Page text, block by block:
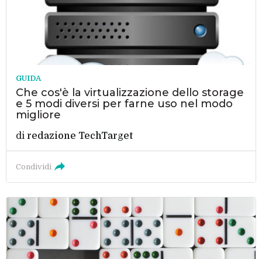
GUIDA
Che cos'è la virtualizzazione dello storage
e 5 modi diversi per farne uso nel modo
migliore
diredazione TechTarget
Condividi